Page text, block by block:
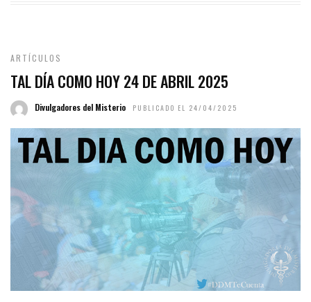
ARTÍCULOS
TAL DÍA COMO HOY 24 DE ABRIL 2025
Divulgadores del Misterio PUBLICADO EL 24/04/2025